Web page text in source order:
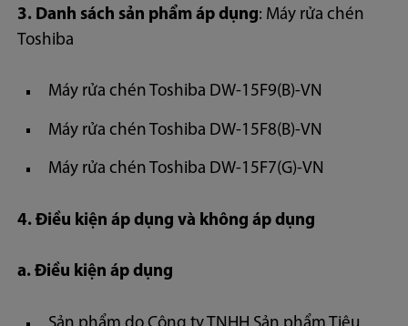
3. Danh sách sản phẩm áp dụng: Máy rửa chén
Toshiba
Máy rửa chén Toshiba DW-15F9(B)-VN
Máy rửa chén Toshiba DW-15F8(B)-VN
Máy rửa chén Toshiba DW-15F7(G)-VN
4. Điều kiện áp dụng và không áp dụng
a. Điều kiện áp dụng